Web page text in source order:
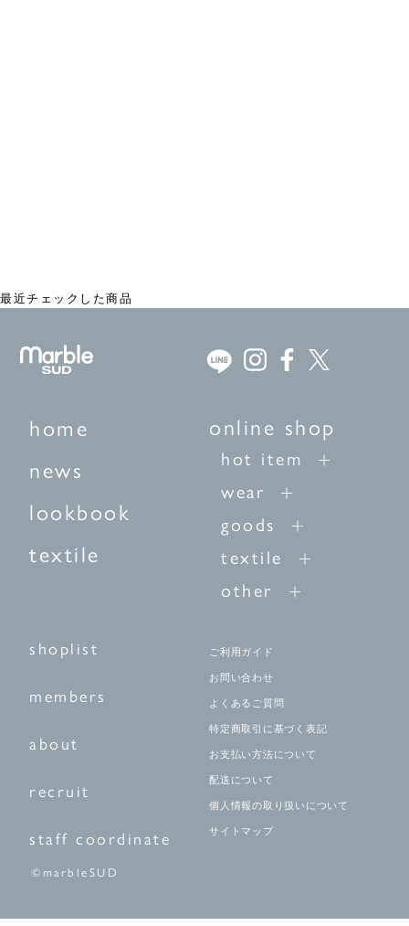
最近チェックした商品
home
news
lookbook
textile
online shop
hot item
wear
goods
textile
other
shoplist
members
about
recruit
staff coordinate
ご利用ガイド
お問い合わせ
よくあるご質問
特定商取引に基づく表記
お支払い方法について
配送について
個人情報の取り扱いについて
サイトマップ
©marbleSUD